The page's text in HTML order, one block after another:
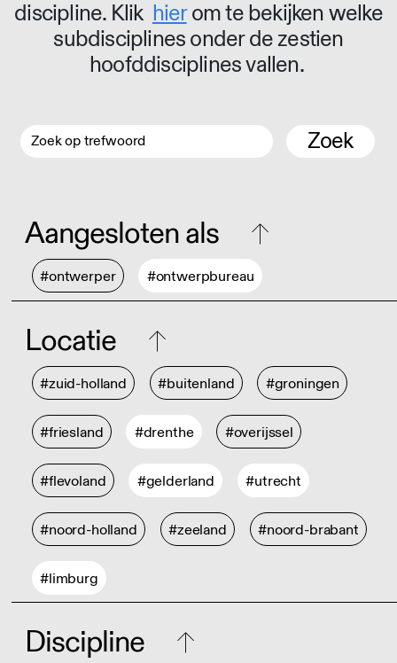
discipline. Klik hierom te bekijken welke
subdisciplines onder de zestien
hoofddisciplines vallen.
Zoek
Aangesloten als
#ontwerper #ontwerpbureau
Locatie
#zuid-holland #buitenland #groningen
#friesland #drenthe #overijssel
#flevoland #gelderland #utrecht
#noord-holland #zeeland #noord-brabant
#limburg
Discipline